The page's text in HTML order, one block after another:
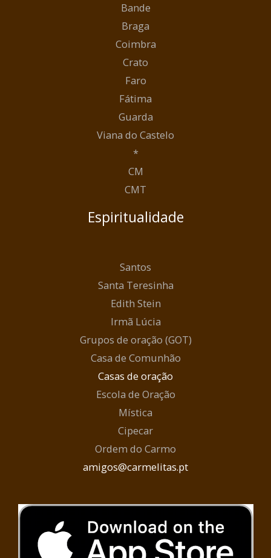
Bande
Braga
Coimbra
Crato
Faro
Fátima
Guarda
Viana do Castelo
*
CM
CMT
Espiritualidade
Santos
Santa Teresinha
Edith Stein
Irmã Lúcia
Grupos de oração (GOT)
Casa de Comunhão
Casas de oração
Escola de Oração
Mística
Cipecar
Ordem do Carmo
amigos@carmelitas.pt